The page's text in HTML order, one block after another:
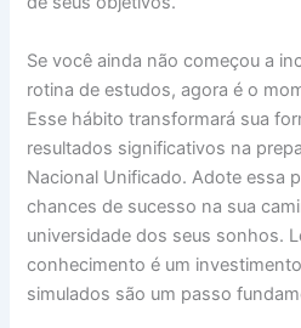
Se você ainda não começou a
rotina de estudos, agora é o
Esse hábito transformará sua
resultados significativos na
Nacional Unificado. Adote essa
chances de sucesso na sua
universidade dos seus sonhos.
conhecimento é um
simulados são um passo